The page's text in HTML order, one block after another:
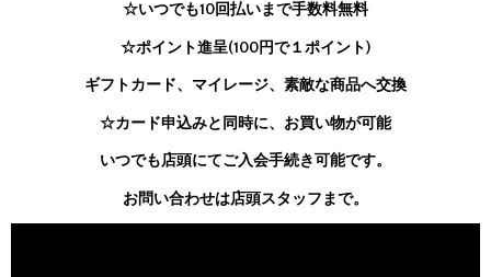
☆いつでも10回払いまで手数料無料
☆ポイント進呈(100円で１ポイント)
ギフトカード、マイレージ、素敵な商品へ交換
☆カード申込みと同時に、お買い物が可能
いつでも店頭にてご入会手続き可能です。
お問い合わせは店頭スタッフまで。